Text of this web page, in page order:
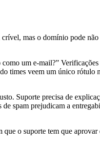
crível, mas o domínio pode
um e-mail?”
times veem um único rótulo
Suporte precisa de
spam prejudicam a
o suporte tem que